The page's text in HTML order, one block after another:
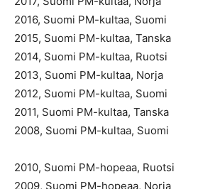
2016, Suomi PM-kultaa, Suomi
2015, Suomi PM-kultaa, Tanska
2014, Suomi PM-kultaa, Ruotsi
2013, Suomi PM-kultaa, Norja
2012, Suomi PM-kultaa, Suomi
2011, Suomi PM-kultaa, Tanska
2008, Suomi PM-kultaa, Suomi
2010, Suomi PM-hopeaa, Ruotsi
2009, Suomi PM-hopeaa, Norja